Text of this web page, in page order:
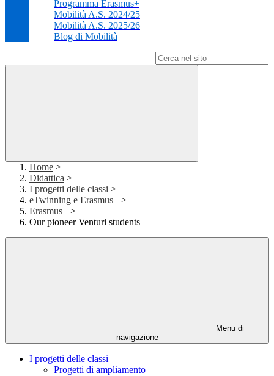
Programma Erasmus+
Mobilità A.S. 2024/25
Mobilità A.S. 2025/26
Blog di Mobilità
Home >
Didattica >
I progetti delle classi >
eTwinning e Erasmus+ >
Erasmus+ >
Our pioneer Venturi students
Menu di
navigazione
I progetti delle classi
Progetti di ampliamento